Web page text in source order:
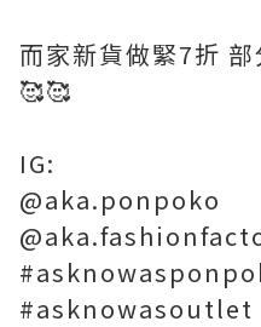
而家新貨做緊7折
🥰🥰
IG:
@aka.ponpoko
#asknowasoutlet